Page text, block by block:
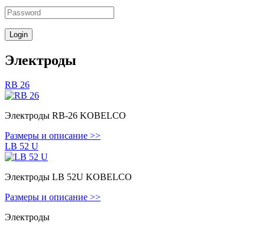
Электроды
RB 26
Электроды RB-26 KOBELCO
Размеры и описание >>
LB 52 U
Электроды LB 52U KOBELCO
Размеры и описание >>
Электроды